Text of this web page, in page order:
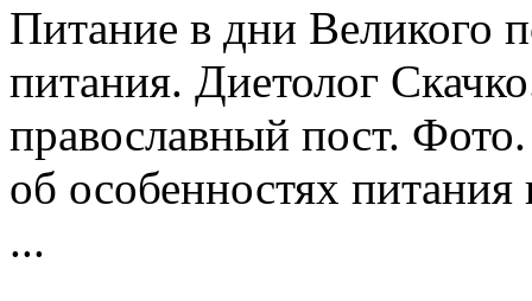
Питание в дни Великого
питания. Диетолог
православный пост.
об особенностях
...